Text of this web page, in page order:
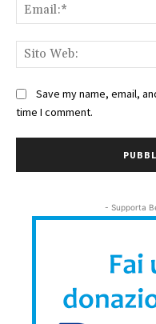
Save my name, email,
time I comment.
- Supporta